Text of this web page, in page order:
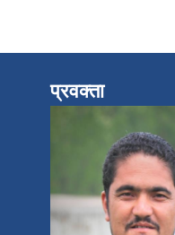
प्रवक्ता